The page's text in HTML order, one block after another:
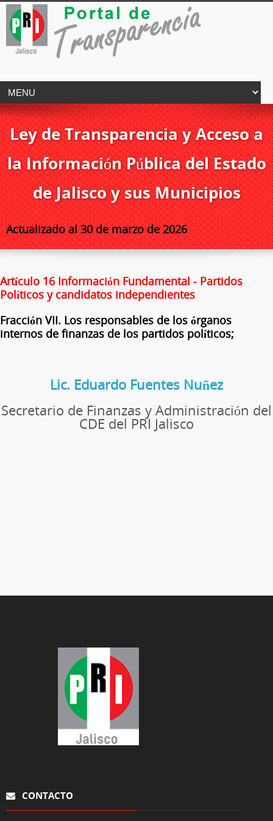
Ley de Transparencia y Acceso a
la Información Pública del Estado
de Jalisco y sus Municipios
Actualizado al 30 de marzo de 2026
Artículo 16 Información Fundamental - Partidos
Políticos y candidatos independientes
Fracción VII. Los responsables de los órganos
internos de finanzas de los partidos políticos;
Lic. Eduardo Fuentes Nuñez
Secretario de Finanzas y Administración del
CDE del PRI Jalisco
CONTACTO